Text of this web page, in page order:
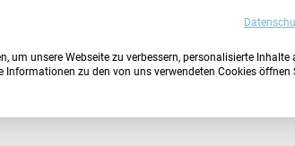
um unsere Webseite zu verbessern, personalisierte Inhalte
Informationen zu den von uns verwendeten Cookies öffnen